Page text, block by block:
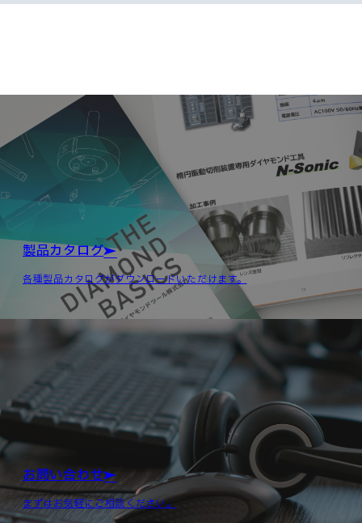
製品カタログ
各種製品カタログがダウンロードいただけます。
お問い合わせ
まずはお気軽にご相談ください。